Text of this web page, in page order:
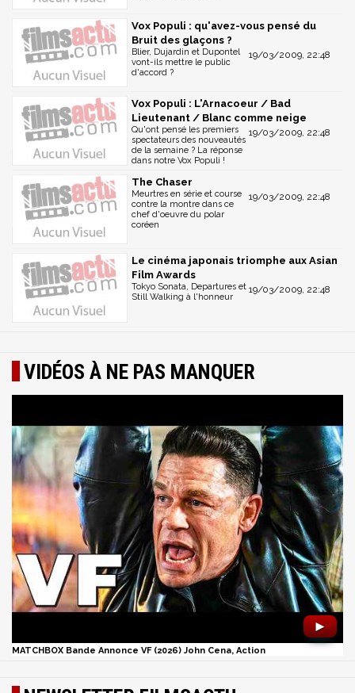
Vox Populi : qu'avez-vous pensé du
Bruit des glaçons ?
19/03/2009, 22:48
Blier, Dujardin et Dupontel
vont-ils mettre le public
d'accord ?
Vox Populi : L'Arnacoeur / Bad
Lieutenant / Blanc comme neige
19/03/2009, 22:48
Qu'ont pensé les premiers
spectateurs des nouveautés
de la semaine ? La réponse
dans notre Vox Populi !
The Chaser
19/03/2009, 22:48
Meurtres en série et course
contre la montre dans ce
chef d'oeuvre du polar
coréen
Le cinéma japonais triomphe aux Asian
Film Awards
19/03/2009, 22:48
Tokyo Sonata, Departures et
Still Walking à l'honneur
VIDÉOS À NE PAS MANQUER
►
MATCHBOX Bande Annonce VF (2026) John Cena, Action